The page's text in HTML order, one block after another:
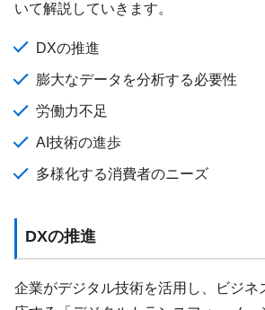
いて解説していきます。
DXの推進
膨大なデータを分析する必要性
労働力不足
AI技術の進歩
多様化する消費者のニーズ
DXの推進
企業がデジタル技術を活用し、ビジネ